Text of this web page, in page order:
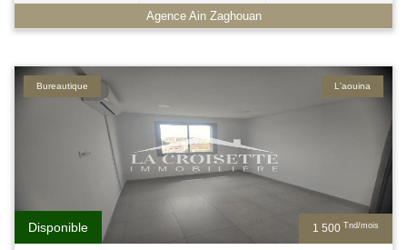
Agence Ain Zaghouan
1 500 Tnd/mois
Disponible
L'aouina
Bureautique